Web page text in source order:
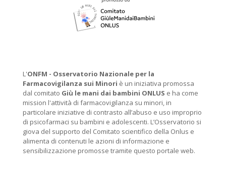
L'ONFM - Osservatorio Nazionale per la
Farmacovigilanza sui Minori è un iniziativa promossa
dal comitato Giù le mani dai bambini ONLUS e ha come
mission l'attività di farmacovigilanza su minori, in
particolare iniziative di contrasto all’abuso e uso improprio
di psicofarmaci su bambini e adolescenti. L’Osservatorio si
giova del supporto del Comitato scientifico della Onlus e
alimenta di contenuti le azioni di informazione e
sensibilizzazione promosse tramite questo portale web.